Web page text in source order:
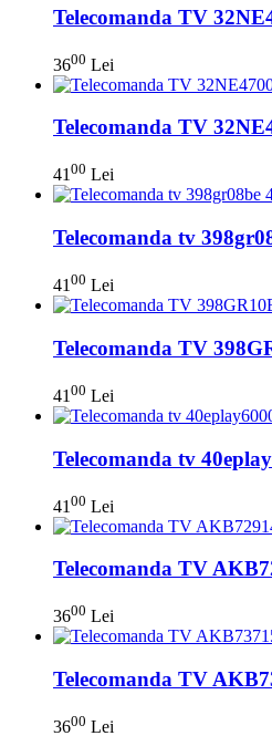
Telecomanda TV
3600 Lei
Telecomanda TV
41 00 Lei
Telecomanda tv
41 00 Lei
Telecomanda TV
41 00 Lei
Telecomanda tv
41 00 Lei
Telecomanda TV
3600 Lei
Telecomanda TV
3600 Lei